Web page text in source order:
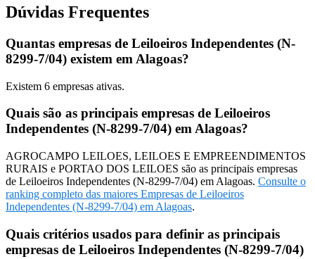
Dúvidas Frequentes
Quantas empresas de Leiloeiros Independentes (N-
8299-7/04) existem em Alagoas?
Existem 6 empresas ativas.
Quais são as principais empresas de Leiloeiros
Independentes (N-8299-7/04) em Alagoas?
AGROCAMPO LEILOES, LEILOES E EMPREENDIMENTOS
RURAIS e PORTAO DOS LEILOES são as principais empresas
de Leiloeiros Independentes (N-8299-7/04) em Alagoas. Consulte o
ranking completo das maiores Empresas de Leiloeiros
Independentes (N-8299-7/04) em Alagoas.
Quais critérios usados para definir as principais
empresas de Leiloeiros Independentes (N-8299-7/04)